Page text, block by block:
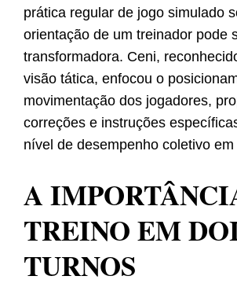
prática regular de jogo simulado
orientação de um treinador pode
transformadora. Ceni,
visão tática, enfocou o
movimentação dos jogadores,
correções e instruções
nível de desempenho coletivo em
A
TREINO EM
TURNOS